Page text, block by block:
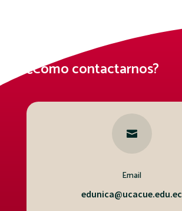
¿Cómo contactarnos?

Email
edunica@ucacue.edu.ec